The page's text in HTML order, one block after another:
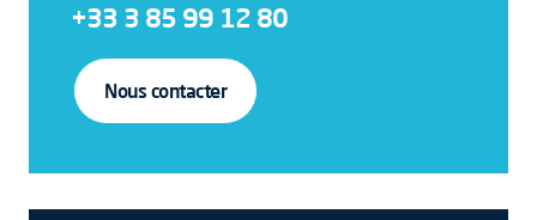
+33 3 85 99 12 80
Nous contacter